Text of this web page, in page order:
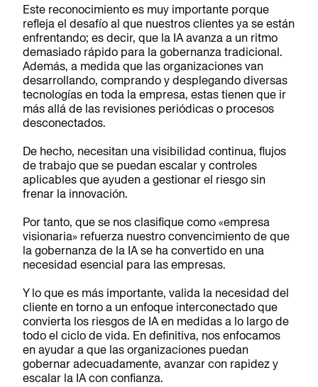
Este reconocimiento es muy importante porque
refleja el desafío al que nuestros clientes ya se están
enfrentando; es decir, que la IA avanza a un ritmo
demasiado rápido para la gobernanza tradicional.
Además, a medida que las organizaciones van
desarrollando, comprando y desplegando diversas
tecnologías en toda la empresa, estas tienen que ir
más allá de las revisiones periódicas o procesos
desconectados.
De hecho, necesitan una visibilidad continua, flujos
de trabajo que se puedan escalar y controles
aplicables que ayuden a gestionar el riesgo sin
frenar la innovación.
Por tanto, que se nos clasifique como «empresa
visionaria» refuerza nuestro convencimiento de que
la gobernanza de la IA se ha convertido en una
necesidad esencial para las empresas.
Y lo que es más importante, valida la necesidad del
cliente en torno a un enfoque interconectado que
convierta los riesgos de IA en medidas a lo largo de
todo el ciclo de vida. En definitiva, nos enfocamos
en ayudar a que las organizaciones puedan
gobernar adecuadamente, avanzar con rapidez y
escalar la IA con confianza.